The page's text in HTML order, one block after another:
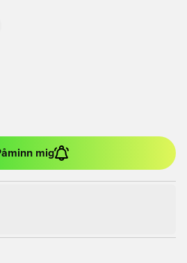
mig